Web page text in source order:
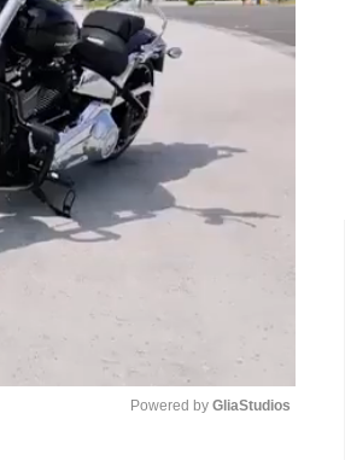
Powered by GliaStudios